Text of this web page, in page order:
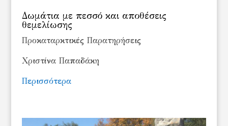
Δωμάτια με πεσσό και αποθέσεις
θεμελίωσης
Προκαταρκτικές Παρατηρήσεις
Χριστίνα Παπαδάκη
Περισσότερα